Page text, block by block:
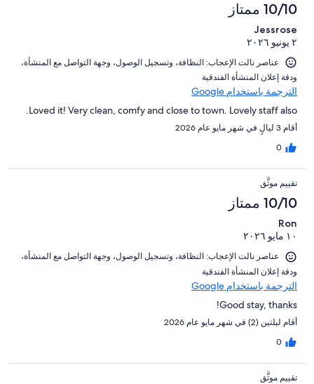
10/10 ممتاز
Jessrose
٢ يونيو ٢٠٢٦
عناصر نالت الإعجاب: ⁦النظافة⁩، و⁦تسجيل الوصول⁩، و⁦جهة التواصل مع المنشأة⁩،
و⁦دقة إعلان المنشأة الفندقية⁩
الترجمة باستخدام Google
Loved it! Very clean, comfy and close to town. Lovely staff also.
أقام 3 ليالٍ في شهر مايو عام 2026
0
تقييم موثَّق
10/10 ممتاز
Ron
١٠ مايو ٢٠٢٦
عناصر نالت الإعجاب: ⁦النظافة⁩، و⁦تسجيل الوصول⁩، و⁦جهة التواصل مع المنشأة⁩،
و⁦دقة إعلان المنشأة الفندقية⁩
الترجمة باستخدام Google
Good stay, thanks!
أقام ليلتين (2) في شهر مايو عام 2026
0
تقييم موثَّق